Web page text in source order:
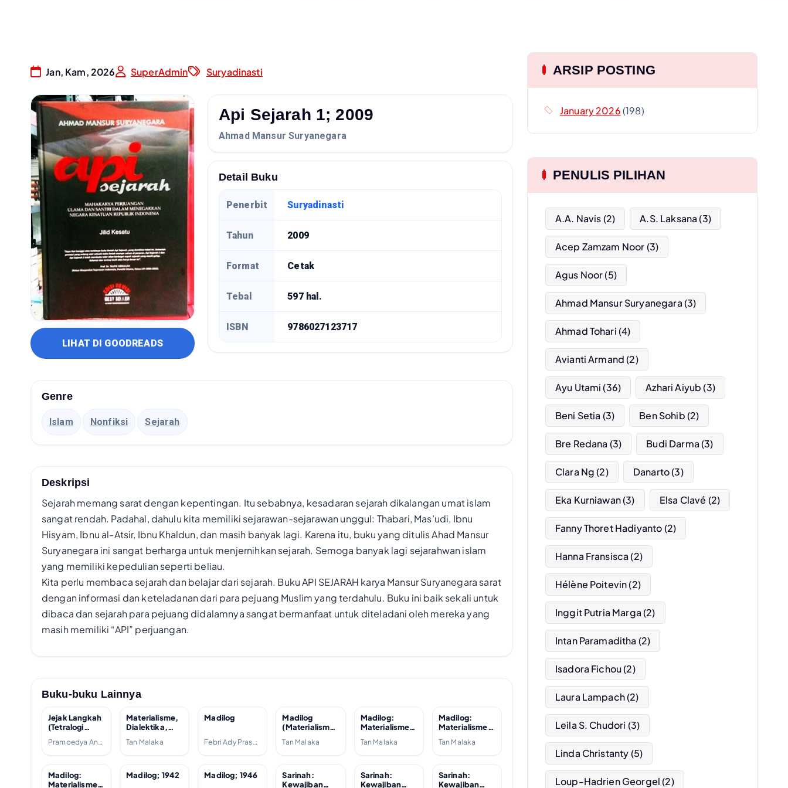
Jan, Kam, 2026 SuperAdmin Suryadinasti
LIHAT DI GOODREADS
Api Sejarah 1; 2009
Ahmad Mansur Suryanegara
Detail Buku
Penerbit Suryadinasti
Tahun 2009
Format Cetak
Tebal 597 hal.
ISBN 9786027123717
Genre
Islam Nonfiksi Sejarah
Deskripsi
Sejarah memang sarat dengan kepentingan. Itu sebabnya, kesadaran sejarah dikalangan umat islam
sangat rendah. Padahal, dahulu kita memiliki sejarawan-sejarawan unggul: Thabari, Mas’udi, Ibnu
Hisyam, Ibnu al-Atsir, Ibnu Khaldun, dan masih banyak lagi. Karena itu, buku yang ditulis Ahad Mansur
Suryanegara ini sangat berharga untuk menjernihkan sejarah. Semoga banyak lagi sejarahwan islam
yang memiliki kepedulian seperti beliau.
Kita perlu membaca sejarah dan belajar dari sejarah. Buku API SEJARAH karya Mansur Suryanegara sarat
dengan informasi dan keteladanan dari para pejuang Muslim yang terdahulu. Buku ini baik sekali untuk
dibaca dan sejarah para pejuang didalamnya sangat bermanfaat untuk diteladani oleh mereka yang
masih memiliki “API” perjuangan.
Buku-buku Lainnya
Jejak Langkah
(Tetralogi
2007
Pramoedya Ananta Toer
Materialisme,
Dialektika,
Tan Malaka
Madilog
Febri Ady Prasetyo, Gita Karisma, Tan Malaka
Madilog
(Materialisme
Logika); 2008
Tan Malaka
Madilog:
Materialisme,
Logika; 1946
Tan Malaka
Madilog:
Materialisme,
dan Logika;
1942
Tan Malaka
Madilog:
Materialisme,
Madilog; 1942 Madilog; 1946
Sarinah:
Kewajiban
Sarinah:
Kewajiban
Sarinah:
Kewajiban
ARSIP POSTING
January 2026(198)
PENULIS PILIHAN
A.A. Navis(2) A.S. Laksana(3)
Acep Zamzam Noor(3)
Agus Noor(5)
Ahmad Mansur Suryanegara(3)
Ahmad Tohari(4)
Avianti Armand(2)
Ayu Utami(36) Azhari Aiyub(3)
Beni Setia (3) Ben Sohib(2)
Bre Redana (3) Budi Darma(3)
Clara Ng(2) Danarto(3)
Eka Kurniawan(3) Elsa Clavé (2)
Fanny Thoret Hadiyanto(2)
Hanna Fransisca(2)
Hélène Poitevin(2)
Inggit Putria Marga(2)
Intan Paramaditha (2)
Isadora Fichou(2)
Laura Lampach(2)
Leila S. Chudori (3)
Linda Christanty(5)
Loup-Hadrien Georgel(2)